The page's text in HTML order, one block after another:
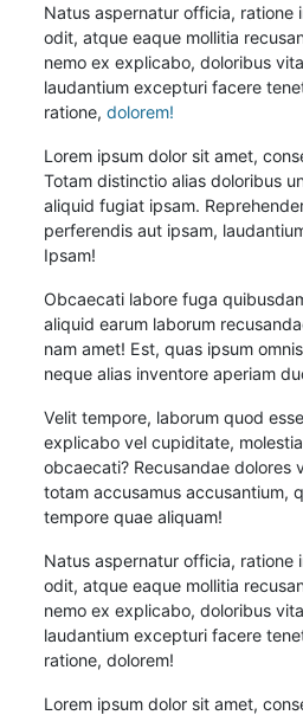
Natus aspernatur officia, ratione
odit, atque eaque mollitia
nemo ex explicabo, doloribus
laudantium excepturi facere
ratione,dolorem!
Lorem ipsum dolor sit amet,
Totam distinctio alias doloribus
aliquid fugiat ipsam.
perferendis aut ipsam,
Ipsam!
Obcaecati labore fuga
aliquid earum laborum
nam amet! Est, quas ipsum
neque alias inventore aperiam
Velit tempore, laborum quod
explicabo vel cupiditate,
obcaecati? Recusandae dolores
totam accusamus accusantium,
tempore quae aliquam!
Natus aspernatur officia, ratione
odit, atque eaque mollitia
nemo ex explicabo, doloribus
laudantium excepturi facere
ratione, dolorem!
Lorem ipsum dolor sit amet,